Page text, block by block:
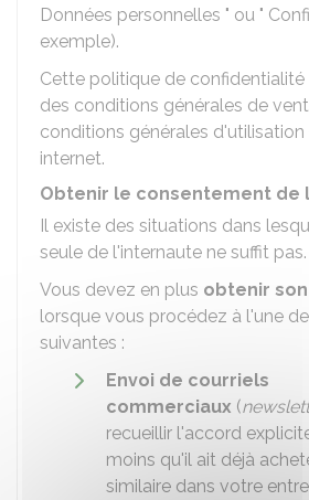
Données personnelles " ou "
exemple).
Cette politique de
des conditions générales de
conditions générales d'utilisation
internet.
Obtenir le consentement de
Il existe des situations dans
seule de l'internaute ne suffit pas.
Vous devez en plus obtenir
lorsque vous procédez à l'une
suivantes :
Envoi de courriels
commerciaux (
recueillir l'accord
moins qu'il ait déjà
similaire dans votre